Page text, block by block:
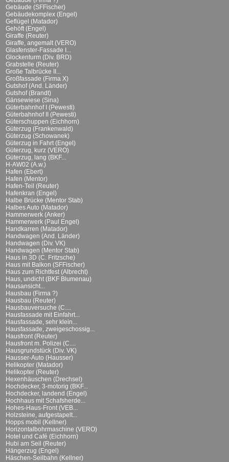
Gebäude (SFFischer)
Gebäudekomplex (Engel)
Geflügel (Matador)
Gehöft (Engel)
Giraffe (Reuter)
Giraffe, angemalt (VERO)
Glasfenster-Fassade I...
Glockenturm (Div. BRD)
Grabstelle (Reuter)
Große Talbrücke II...
Großfassade (Firma X)
Gutshof (And. Länder)
Gutshof (Brandt)
Gänsewiese (Sina)
Güterbahnhof I (Pewesti)
Güterbahnhof II (Pewesti)
Güterschuppen (Eichhorn)
Güterzug (Frankenwald)
Güterzug (Schowanek)
Güterzug in Fahrt (Engel)
Güterzug, kurz (VERO)
Güterzug, lang (BKF...
H-AW02 (A.w.)
Hafen (Ebert)
Hafen (Mentor)
Hafen-Teil (Reuter)
Hafenkran (Engel)
Halbe Brücke (Mentor Stab)
Halbes Auto (Matador)
Hammerwerk (Anker)
Hammerwerk (Paul Engel)
Handkarren (Matador)
Handwagen (And. Länder)
Handwagen (Div. VK)
Handwagen (Mentor Stab)
Haus in 3D (C. Fritzsche)
Haus mit Balkon (SFFischer)
Haus zum Richtfest (Albrecht)
Haus, undicht (BKF Blumenau)
Hausansicht...
Hausbau (Firma ?)
Hausbau (Reuter)
Hausbauversuche (C....
Hausfassade mit Einfahrt...
Hausfassade, sehr klein...
Hausfassade, zweigeschossig...
Hausfront (Reuter)
Hausfront m. Polizei (C....
Hausgrundstück (Div. VK)
Hausser-Auto (Hausser)
Helikopter (Matador)
Helikopter (Reuter)
Hexenhäuschen (Drechsel)
Hochdecker, 3-motorig (BKF...
Hochdecker, landend (Engel)
Hochhaus mit Schafsherde...
Hohes-Haus-Front (VEB...
Holzsteine, aufgestapelt...
Hopps mobil (Kellner)
Horizontalbohrmaschine (VERO)
Hotel und Café (Eichhorn)
Hubi am Seil (Reuter)
Hängerzug (Engel)
Häschen-Seilbahn (Kellner)